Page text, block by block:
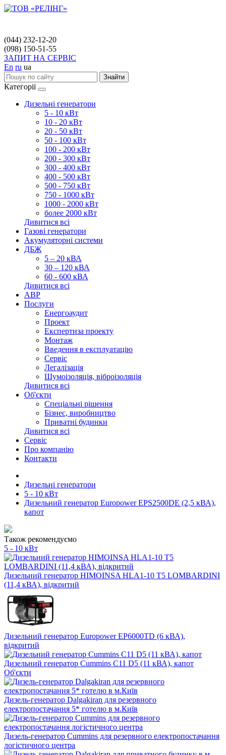
(044) 232-12-20
(098) 150-51-55
ЗАПИТ НА СЕРВІС
En ru ua
Знайти
Категорії
Дизельні генератори
5 - 10 кВт
10 - 20 кВт
20 - 50 кВт
50 - 100 кВт
100 - 200 кВт
200 - 300 кВт
300 - 400 кВт
400 - 500 кВт
500 - 750 кВт
750 - 1000 кВт
1000 - 2000 кВт
более 2000 кВт
Дивитися всі
Газові генератори
Акумуляторні системи
ДБЖ
5 – 20 кВА
30 – 120 кВА
60 - 600 кВА
Дивитися всі
АВР
Послуги
Енергоаудит
Проект
Експертиза проекту
Монтаж
Введення в експлуатацію
Сервіс
Легалізація
Шумоізоляція, віброізоляція
Дивитися всі
Об'єкти
Спеціальні рішення
Бізнес, виробництво
Приватні будинки
Дивитися всі
Сервіс
Про компанію
Контакти
Дизельні генератори
5 - 10 кВт
Дизельний генератор Europower EPS2500DE (2,5 кВА),
капот
Також рекомендуємо
5 - 10 кВт
Дизельний генератор HIMOINSA HLA1-10 T5 LOMBARDINI
(11,4 кВА), відкритий
Дизельний генератор Europower EP6000TD (6 кВА),
відкритий
Дизельний генератор Cummins C11 D5 (11 кВА), капот
Об'єкти
Дизель-генератор Dalgakiran для резервного
електропостачання 5* готелю в м.Київ
Дизель-генератор Cummins для резервного електропостачання
логістичного центра